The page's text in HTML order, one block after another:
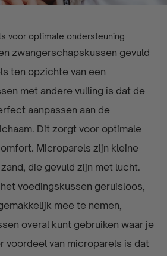
voor optimale ondersteuning
zwangerschapskussen gevuld
ten opzichte van een
met andere vulling is dat de
aanpassen aan de
Dit zorgt voor optimale
Microparels zijn kleine
die gevuld zijn met lucht.
voedingskussen geruisloos,
mee te nemen,
overal kunt gebruiken waar je
voordeel van microparels is dat